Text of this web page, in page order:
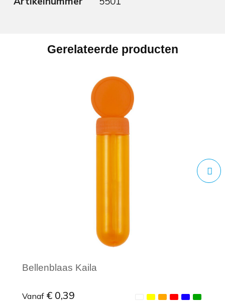
Gerelateerde producten
Bellenblaas Kaila
Vanaf € 0,39